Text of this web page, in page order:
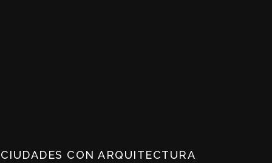
CON ARQUITECTURA